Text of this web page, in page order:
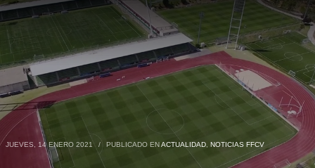
JUEVES, 14 ENERO 2021 / PUBLICADO ENACTUALIDAD, NOTICIAS FFCV